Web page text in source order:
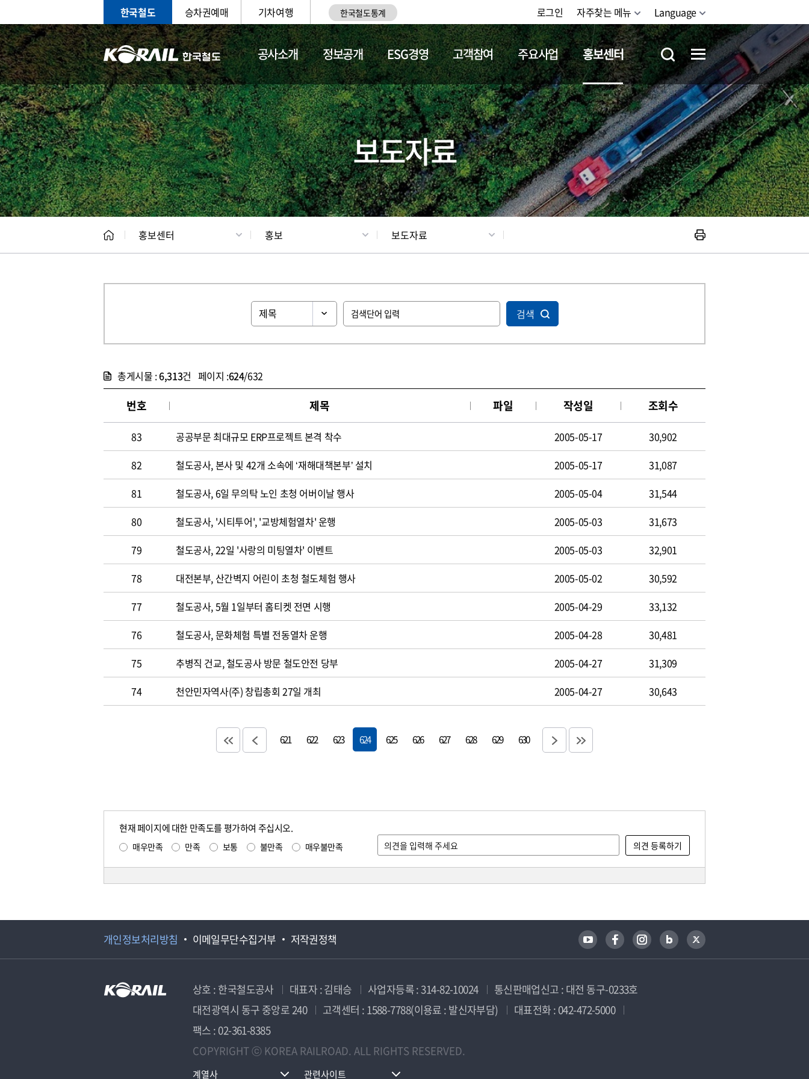
한국철도 승차권예매 기차여행 한국철도통계 로그인 자주찾는 메뉴 Language
공사소개 정보공개 ESG경영 고객참여 주요사업 홍보센터
홍보 문화사업 갤러리 기차소개 철도체험
보도자료
홍보센터 홍보 보도자료
검색
총게시물 :6,313건 페이지 :624/632
번호 제목 파일 작성일 조회수
83 공공부문 최대규모 ERP프로젝트 본격 착수 2005-05-17
30,902
82
철도공사, 본사 및 42개 소속에 ‘재해대책본부’ 설치 2005-05-17
31,087
81
철도공사, 6일 무의탁 노인 초청 어버이날 행사 2005-05-04
31,544
80
철도공사, '시티투어', '교방체험열차' 운행 2005-05-03
31,673
79
철도공사, 22일 '사랑의 미팅열차' 이벤트 2005-05-03
32,901
78
대전본부, 산간벽지 어린이 초청 철도체험 행사 2005-05-02
30,592
77
철도공사, 5월 1일부터 홈티켓 전면 시행 2005-04-29
33,132
76
철도공사, 문화체험 특별 전동열차 운행 2005-04-28
30,481
75
추병직 건교, 철도공사 방문 철도안전 당부 2005-04-27
31,309
74
천안민자역사(주) 창립총회 27일 개최 2005-04-27 30,643
621 622 623 624 625 626 627 628 629 630
현재 페이지에 대한 만족도를 평가하여 주십시오.
매우만족 만족 보통 불만족 매우불만족
개인정보처리방침 이메일무단수집거부 저작권정책
상호 : 한국철도공사 대표자 : 김태승 사업자등록 : 314-82-10024
통신판매업신고 : 대전 동구-0233호
대전광역시 동구 중앙로 240
고객센터 : 1588-7788(이용료 : 발신자부담)
대표전화 : 042-472-5000
팩스 : 02-361-8385
COPYRIGHT ⓒ KOREA RAILROAD. ALL RIGHTS RESERVED.
계열사 관련사이트